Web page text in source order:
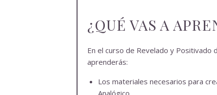
¿QUÉ VAS A
En el curso de Revelado y Positivado
aprenderás:
Los materiales necesarios para
Analógico.